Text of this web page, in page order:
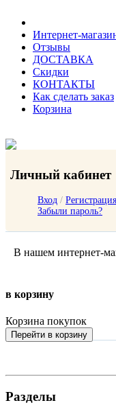
Интернет-
Отзывы
ДОСТАВКА
Скидки
КОНТАКТЫ
Как сделать заказ
Корзина
Личный кабинет
Вход / Регистрация
Забыли пароль?
В нашем интернет-
в корзину
Корзина покупок
Перейти в корзину
Разделы